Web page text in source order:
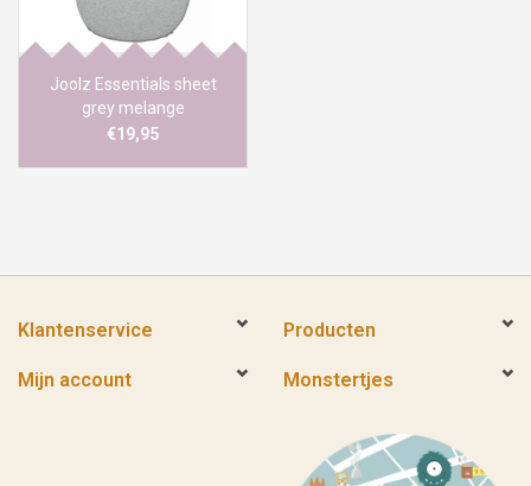
Joolz Essentials sheet
grey melange
€19,95
Klantenservice Producten
Mijn account Monstertjes